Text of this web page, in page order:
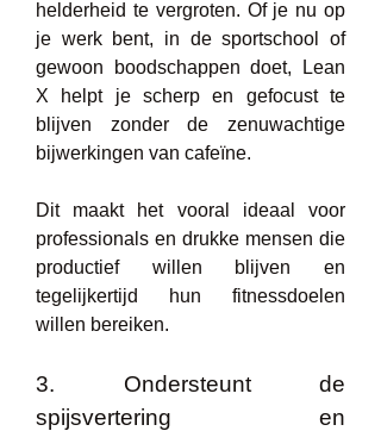
helderheid te vergroten. Of je nu op
je werk bent, in de sportschool of
gewoon boodschappen doet, Lean
X helpt je scherp en gefocust te
blijven zonder de zenuwachtige
bijwerkingen van cafeïne.
Dit maakt het vooral ideaal voor
professionals en drukke mensen die
productief willen blijven en
tegelijkertijd hun fitnessdoelen
willen bereiken.
3. Ondersteunt de
spijsvertering en